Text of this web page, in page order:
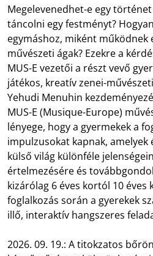
Megelevenedhet-e egy
táncolni egy festményt?
egymáshoz, miként működnek
művészeti ágak? Ezekre a
MUS-E vezetői a részt vevő
játékos, kreatív zenei-
Yehudi Menuhin
MUS-E (Musique-Europe)
lényege, hogy a gyermekek a
impulzusokat kapnak, amelyek
külső világ különféle
értelmezésére és
kizárólag 6 éves kortól 10 éves
foglalkozás során a gyerekek
illő, interaktív hangszeres
2026. 09. 19.: A titokzatos